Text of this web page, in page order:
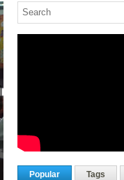
Popular Tags